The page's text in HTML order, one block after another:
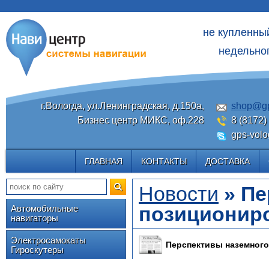
не
г.Вологда, ул.Ленинградская, д.150а,
Бизнес центр МИКС, оф.228
8 (8172)
gps-
ГЛАВНАЯ КОНТАКТЫ ДОСТАВКА
Автомобильные
навигаторы
Электросамокаты
Гироскутеры
Новости »
Перспективы